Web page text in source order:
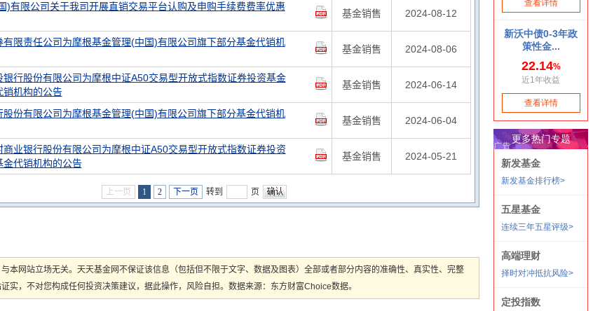
)有限公司关于我司开展直销交易平台认购及申购手续费费率优惠
基金销售 2024-08-12
有限责任公司为摩根基金管理(中国)有限公司旗下部分基金代销机
基金销售 2024-08-06
银行股份有限公司为摩根中证A50交易型开放式指数证券投资基金
销机构的公告
基金销售 2024-06-14
股份有限公司为摩根基金管理(中国)有限公司旗下部分基金代销机
基金销售 2024-06-04
商业银行股份有限公司为摩根中证A50交易型开放式指数证券投资
代销机构的公告
基金销售 2024-05-21
上一页 1 2 下一页 转到 页
本网站立场无关。天天基金网不保证该信息（包括但不限于文字、数据及图表）全部或者部分内容的准确性、真实性、完整
实，不对您构成任何投资决策建议，据此操作，风险自担。数据来源：东方财富Choice数据。